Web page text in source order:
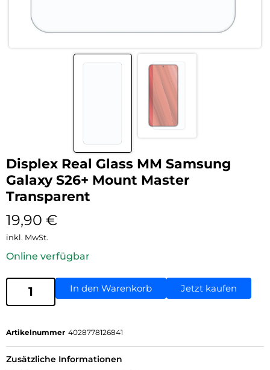
Displex Real Glass MM Samsung
Galaxy S26+ Mount Master
Transparent
19,90 €
inkl. MwSt.
Online verfügbar
In den Warenkorb Jetzt kaufen
Artikelnummer 4028778126841
Zusätzliche Informationen